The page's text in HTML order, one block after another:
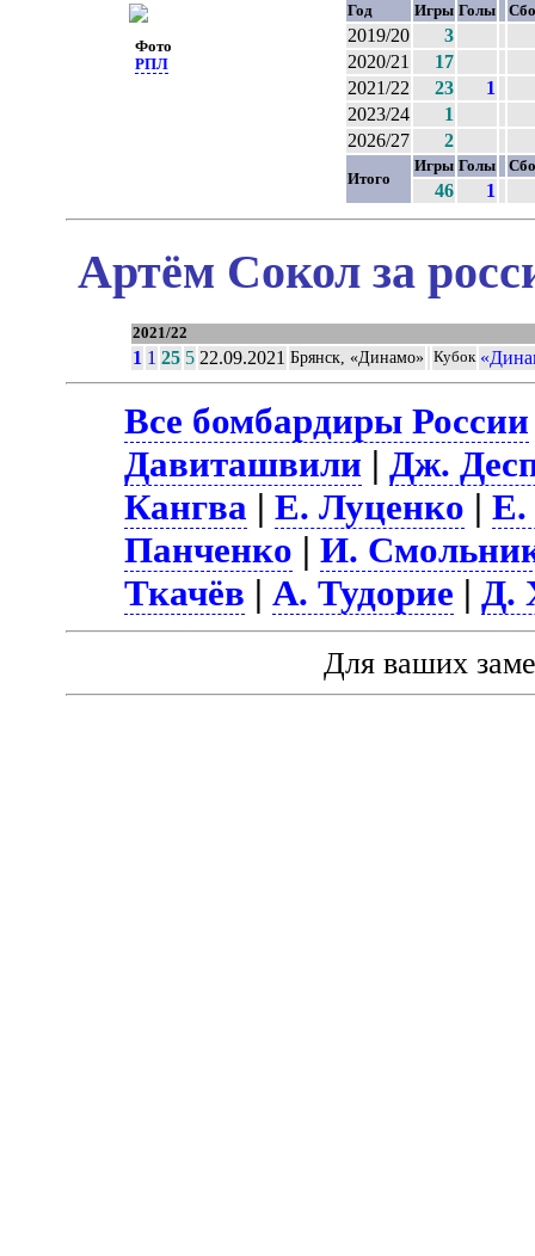
Фото
РПЛ
Год Игры Голы
2019/20
3
2020/21
17
2021/22
23
1
2023/24
1
2026/27
2
Итого
Игры Голы
46 1
Артём Сокол за
2021/22
1 1 25 5 22.09.2021 Брянск, «Динамо» Кубок
Все бомбардиры России
Давиташвили |Дж.
Кангва |Е. Луценко |Е.
Панченко |И.
Ткачёв |А. Тудорие |Д.
Для ваших